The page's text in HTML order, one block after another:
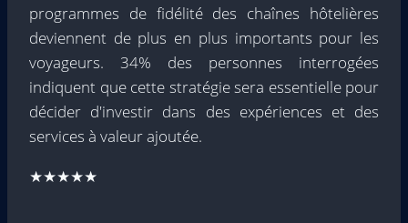
programmes de fidélité des chaînes hôtelières
deviennent de plus en plus importants pour les
voyageurs. 34% des personnes interrogées
indiquent que cette stratégie sera essentielle pour
décider d'investir dans des expériences et des
services à valeur ajoutée.
★★★★★